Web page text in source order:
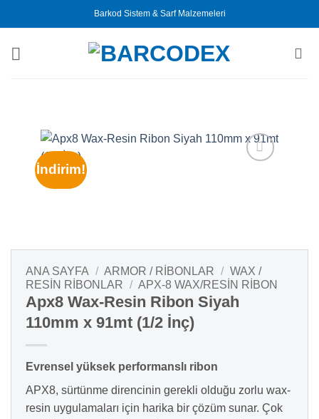
atla
Barkod Sistem & Sarf Malzemeleri
İndirim!
ANA SAYFA / ARMOR / RIBONLAR / WAX /
RESIN RIBONLAR / APX-8 WAX/RESIN RIBON
Apx8 Wax-Resin Ribon Siyah
110mm x 91mt (1/2 İnç)
Evrensel yüksek performanslı ribon
APX8, sürtünme direncinin gerekli olduğu zorlu wax-
resin uygulamaları için harika bir çözüm sunar. Çok